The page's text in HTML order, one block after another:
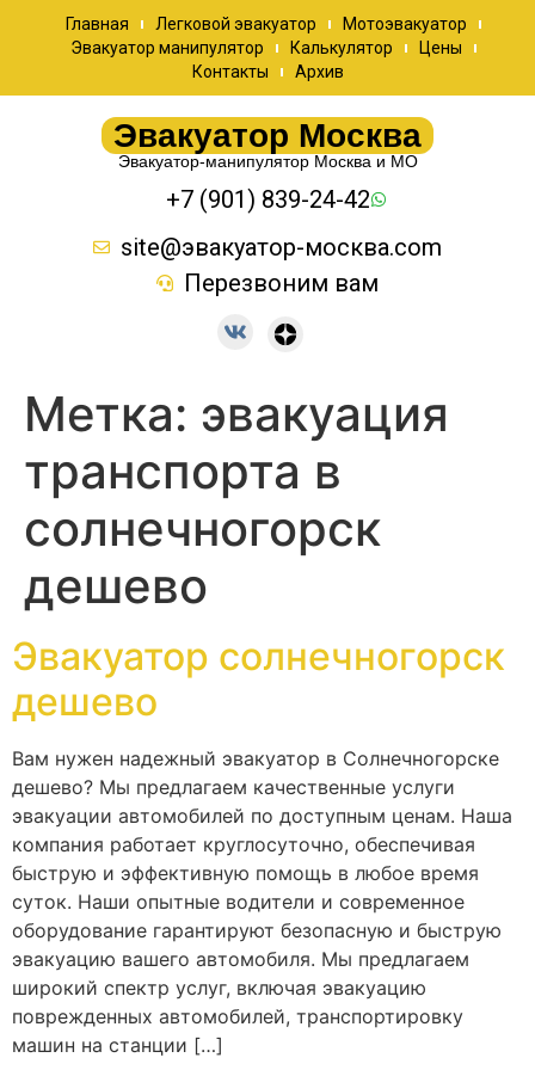
Главная Легковой эвакуатор
Мотоэвакуатор
Эвакуатор манипулятор
Калькулятор
Цены
Контакты
Архив
Эвакуатор Москва
Эвакуатор-манипулятор Москва и МО
+7 (901) 839-24-42
site@эвакуатор-москва.com
Перезвоним вам
Метка: эвакуация
транспорта в
солнечногорск
дешево
Эвакуатор солнечногорск
дешево
Вам нужен надежный эвакуатор в Солнечногорске
дешево? Мы предлагаем качественные услуги
эвакуации автомобилей по доступным ценам. Наша
компания работает круглосуточно, обеспечивая
быструю и эффективную помощь в любое время
суток. Наши опытные водители и современное
оборудование гарантируют безопасную и быструю
эвакуацию вашего автомобиля. Мы предлагаем
широкий спектр услуг, включая эвакуацию
поврежденных автомобилей, транспортировку
машин на станции […]